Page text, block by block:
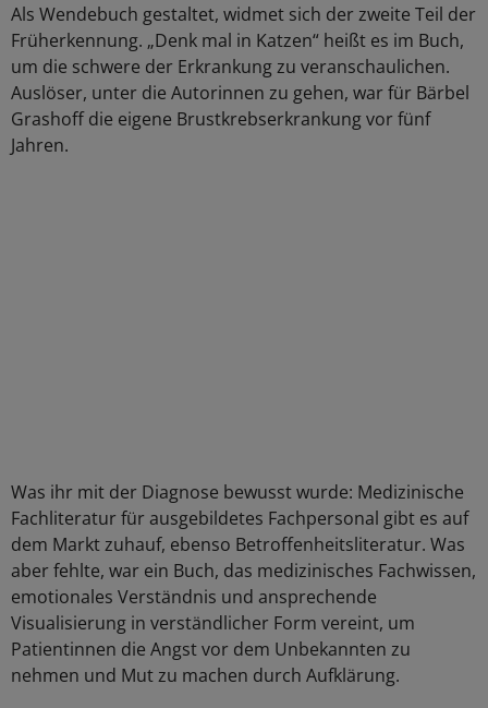
Als Wendebuch gestaltet, widmet sich der zweite Teil der
Früherkennung. „Denk mal in Katzen“ heißt es im Buch,
um die schwere der Erkrankung zu veranschaulichen.
Auslöser, unter die Autorinnen zu gehen, war für Bärbel
Grashoff die eigene Brustkrebserkrankung vor fünf
Jahren.
Was ihr mit der Diagnose bewusst wurde: Medizinische
Fachliteratur für ausgebildetes Fachpersonal gibt es auf
dem Markt zuhauf, ebenso Betroffenheitsliteratur. Was
aber fehlte, war ein Buch, das medizinisches Fachwissen,
emotionales Verständnis und ansprechende
Visualisierung in verständlicher Form vereint, um
Patientinnen die Angst vor dem Unbekannten zu
nehmen und Mut zu machen durch Aufklärung.